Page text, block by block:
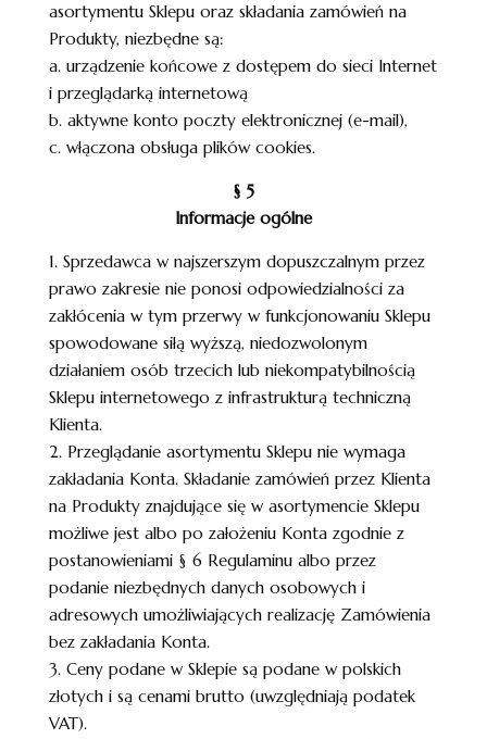
asortymentu Sklepu oraz składania zamówień na
Produkty, niezbędne są:
a. urządzenie końcowe z dostępem do sieci Internet
i przeglądarką internetową
b. aktywne konto poczty elektronicznej (e-mail),
c. włączona obsługa plików cookies.
§ 5
Informacje ogólne
1. Sprzedawca w najszerszym dopuszczalnym przez
prawo zakresie nie ponosi odpowiedzialności za
zakłócenia w tym przerwy w funkcjonowaniu Sklepu
spowodowane siłą wyższą, niedozwolonym
działaniem osób trzecich lub niekompatybilnością
Sklepu internetowego z infrastrukturą techniczną
Klienta.
2. Przeglądanie asortymentu Sklepu nie wymaga
zakładania Konta. Składanie zamówień przez Klienta
na Produkty znajdujące się w asortymencie Sklepu
możliwe jest albo po założeniu Konta zgodnie z
postanowieniami § 6 Regulaminu albo przez
podanie niezbędnych danych osobowych i
adresowych umożliwiających realizację Zamówienia
bez zakładania Konta.
3. Ceny podane w Sklepie są podane w polskich
złotych i są cenami brutto (uwzględniają podatek
VAT).